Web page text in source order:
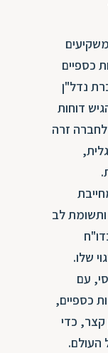
כספיים
נדל"ן
דוחות
זרה
ותשומת לב
שלו.
עם
כספיים,
קצר, כדי
העולם.